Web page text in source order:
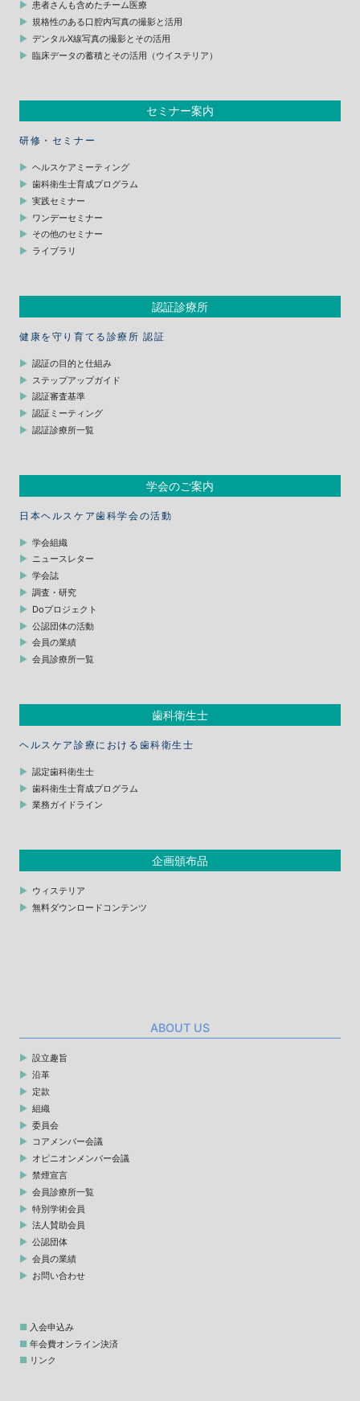
患者さんも含めたチーム医療
規格性のある口腔内写真の撮影と活用
デンタルX線写真の撮影とその活用
臨床データの蓄積とその活用（ウイステリア）
セミナー案内
研修・セミナー
ヘルスケアミーティング
歯科衛生士育成プログラム
実践セミナー
ワンデーセミナー
その他のセミナー
ライブラリ
認証診療所
健康を守り育てる診療所 認証
認証の目的と仕組み
ステップアップガイド
認証審査基準
認証ミーティング
認証診療所一覧
学会のご案内
日本ヘルスケア歯科学会の活動
学会組織
ニュースレター
学会誌
調査・研究
Doプロジェクト
公認団体の活動
会員の業績
会員診療所一覧
歯科衛生士
ヘルスケア診療における歯科衛生士
認定歯科衛生士
歯科衛生士育成プログラム
業務ガイドライン
企画頒布品
ウィステリア
無料ダウンロードコンテンツ
ABOUT US
設立趣旨
沿革
定款
組織
委員会
コアメンバー会議
オピニオンメンバー会議
禁煙宣言
会員診療所一覧
特別学術会員
法人賛助会員
公認団体
会員の業績
お問い合わせ
入会申込み
年会費オンライン決済
リンク